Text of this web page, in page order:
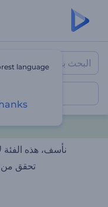
نأسف، هذه الفئة
تحقق من
language